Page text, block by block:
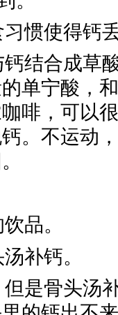
惯使得钙
结合成草
单宁酸，
啡，可以
。不运动
品。
补钙。
是骨头汤